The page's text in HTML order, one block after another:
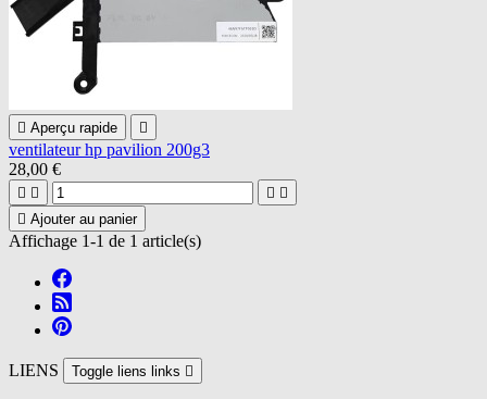
 Aperçu rapide 
ventilateur hp pavilion 200g3
28,00 €
   
 Ajouter au panier
Affichage 1-1 de 1 article(s)
LIENS Toggle liens links 